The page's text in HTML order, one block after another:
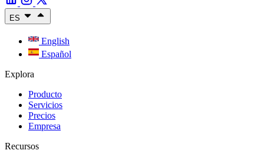
ES
English
Español
Explora
Producto
Servicios
Precios
Empresa
Recursos